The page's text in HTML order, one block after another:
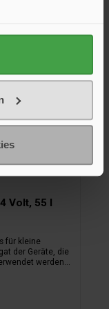
Volt, 55 l
für kleine
der Geräte, die
werden
besteht jeweils